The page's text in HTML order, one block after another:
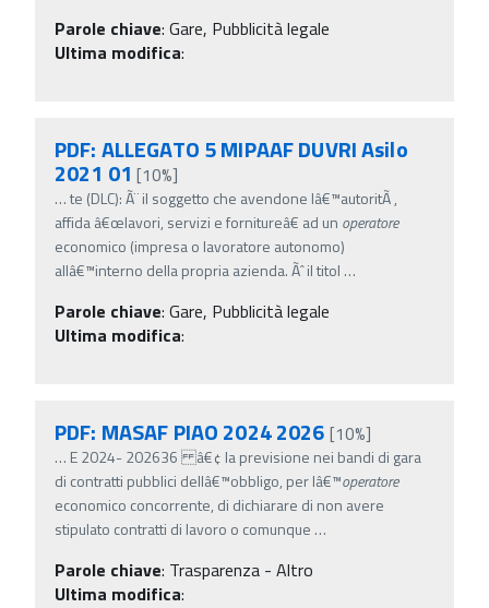
Parole chiave: Gare, Pubblicità legale
Ultima modifica:
PDF: ALLEGATO 5 MIPAAF DUVRI Asilo
2021 01 [10%]
…te (DLC): Ã¨ il soggetto che avendone lâ€™autoritÃ ,
affida â€œlavori, servizi e fornitureâ€ ad un operatore
economico (impresa o lavoratore autonomo)
allâ€™interno della propria azienda. Ãˆ il titol …
Parole chiave: Gare, Pubblicità legale
Ultima modifica:
PDF: MASAF PIAO 2024 2026 [10%]
… E 2024- 202636 â€¢ la previsione nei bandi di gara
di contratti pubblici dellâ€™obbligo, per lâ€™operatore
economico concorrente, di dichiarare di non avere
stipulato contratti di lavoro o comunque …
Parole chiave: Trasparenza - Altro
Ultima modifica: